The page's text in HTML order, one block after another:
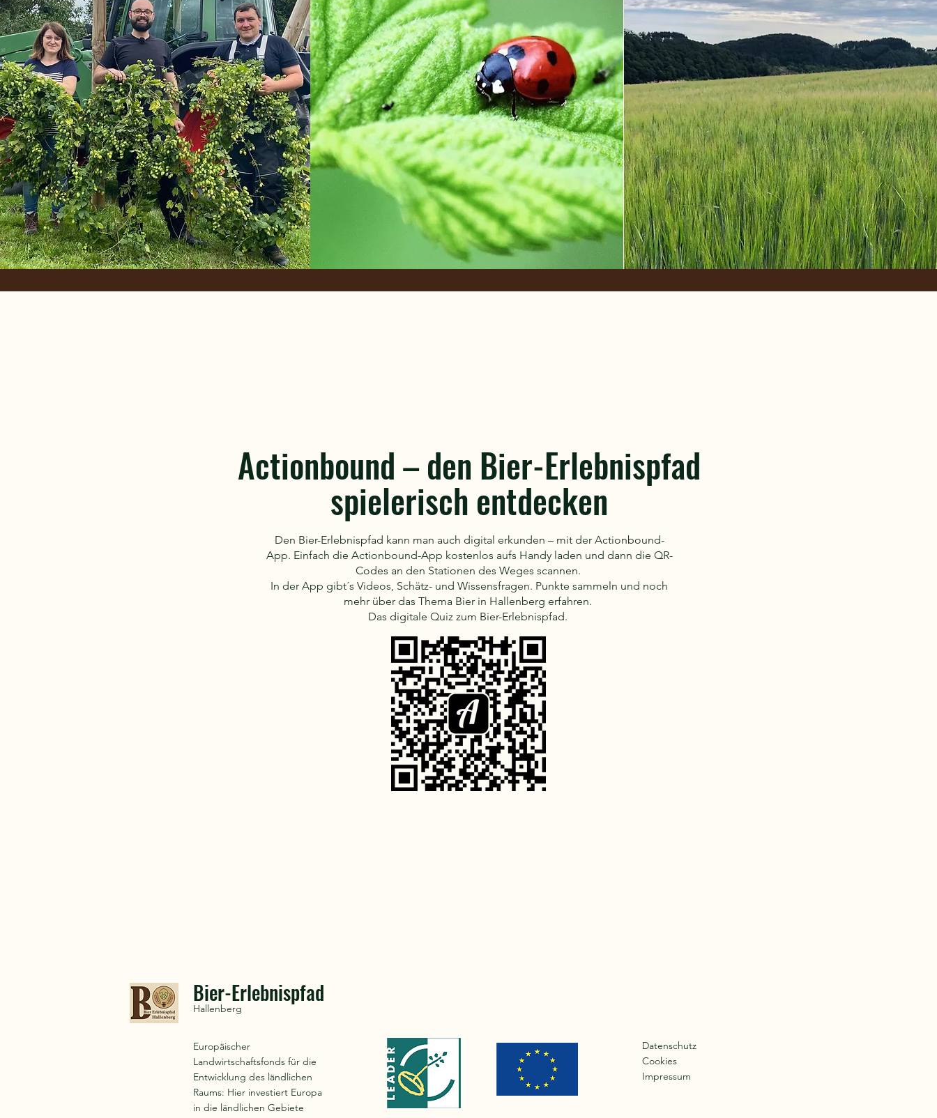
Actionbound – den Bier-Erlebnispfad
spielerisch entdecken
Den Bier-Erlebnispfad kann man auch digital erkunden – mit der Actionbound-
App. Einfach die Actionbound-App kostenlos aufs Handy laden und dann die QR-
Codes an den Stationen des Weges scannen.
In der App gibt´s Videos, Schätz- und Wissensfragen. Punkte sammeln und noch
mehr über das Thema Bier in Hallenberg erfahren.
Das digitale Quiz zum Bier-Erlebnispfad.
Bier-Erlebnispfad
Hallenberg
Europäischer
Landwirtschaftsfonds für die
Entwicklung des ländlichen
Raums: Hier investiert Europa
in die ländlichen Gebiete
Datenschutz
Cookies
Impressum